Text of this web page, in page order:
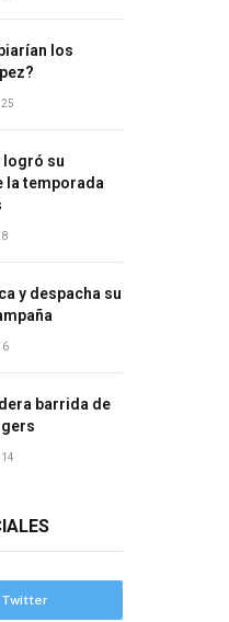
los
25
logró su
la temporada
y despacha su
barrida de
14
Twitter